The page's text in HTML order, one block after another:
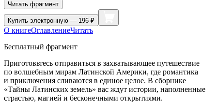
Читать фрагмент
Купить электронную — 196 ₽
О книгеОглавлениеЧитать
Бесплатный фрагмент
Приготовьтесь отправиться в захватывающее путешествие
по волшебным мирам Латинской Америки, где романтика
и приключения сливаются в единое целое. В сборнике
«Тайны Латинских земель» вас ждут истории, наполненные
страстью, магией и бесконечными открытиями.